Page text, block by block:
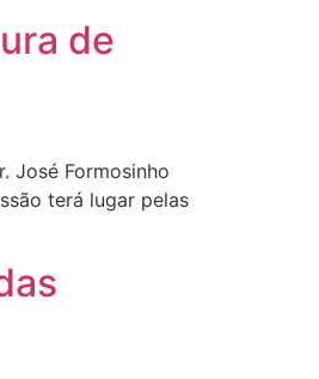
de
José Formosinho
terá lugar pelas